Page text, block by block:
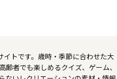
トです。歳時・季節に合わせた大
者でも楽しめるクイズ、ゲーム、